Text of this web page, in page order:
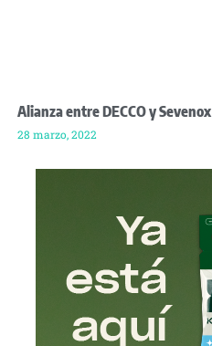
Alianza entre DECCO y Sevenox
28 marzo, 2022